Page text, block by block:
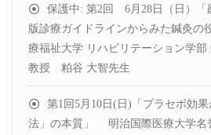
保護中: 第2回 6月28日（日）「
版診療ガイドラインからみた鍼灸の
療福祉大学 リハビリテーション学
教授 粕谷 大智先生
第1回5月10日(日)「プラセボ効
法」の本質」 明治国際医療大学名